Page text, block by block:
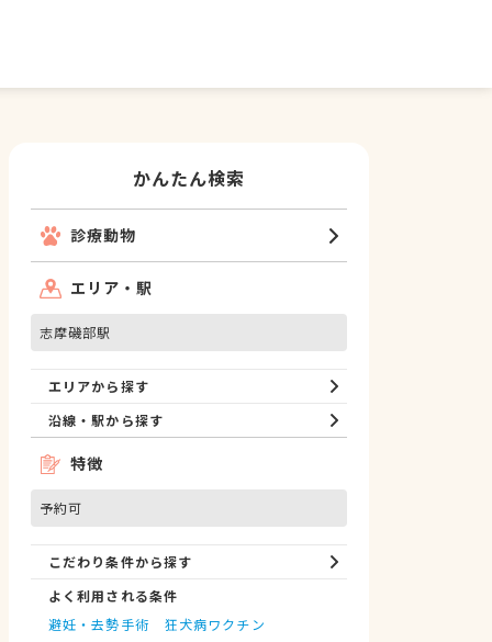
かんたん検索
診療動物
エリア・駅
志摩磯部駅
エリアから探す
沿線・駅から探す
特徴
予約可
こだわり条件から探す
よく利用される条件
避妊・去勢手術
狂犬病ワクチン